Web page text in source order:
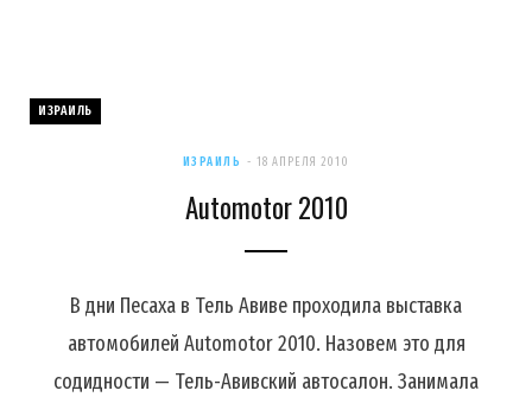
ИЗРАИЛЬ
ИЗРАИЛЬ 18 АПРЕЛЯ 2010
Automotor 2010
В дни Песаха в Тель Авиве проходила выставка
автомобилей Automotor 2010. Назовем это для
содидности — Тель-Авивский автосалон. Занимала